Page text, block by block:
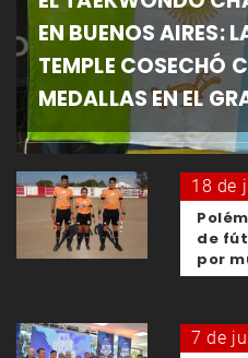
EN BUENOS AIRES:
TEMPLE COSECHÓ
MEDALLAS EN EL
18 de
de
por
7 de